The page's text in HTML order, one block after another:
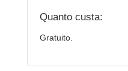
Quanto custa:
Gratuito.